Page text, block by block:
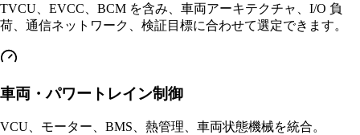
TVCU、EVCC、BCM を含み、車両アーキテクチャ、I/O 負
荷、通信ネットワーク、検証目標に合わせて選定できます。
車両・パワートレイン制御
VCU、モーター、BMS、熱管理、車両状態機械を統合。